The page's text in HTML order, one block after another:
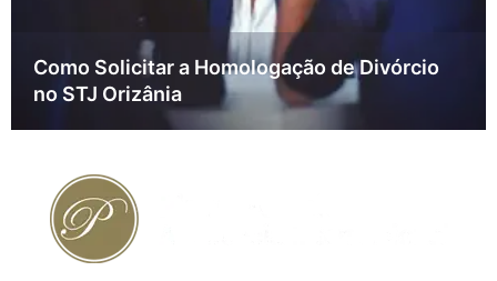
Como Solicitar a Homologação de Divórcio
no STJ Orizânia